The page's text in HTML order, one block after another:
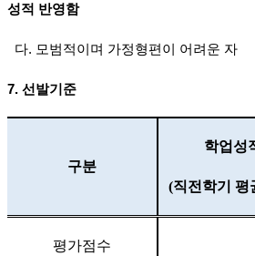
성적 반영함
다. 모범적이며 가정형편이 어려운 자
7. 선발기준
구분
학업성
(직전학기 평
평가점수